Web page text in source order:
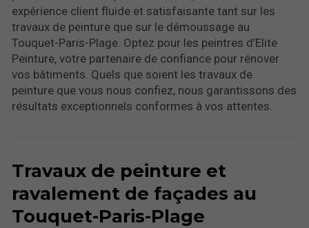
expérience client fluide et satisfaisante tant sur les
travaux de peinture que sur le démoussage au
Touquet-Paris-Plage. Optez pour les peintres d’Elite
Peinture, votre partenaire de confiance pour rénover
vos bâtiments. Quels que soient les travaux de
peinture que vous nous confiez, nous garantissons des
résultats exceptionnels conformes à vos attentes.
Travaux de peinture et
ravalement de façades au
Touquet-Paris-Plage